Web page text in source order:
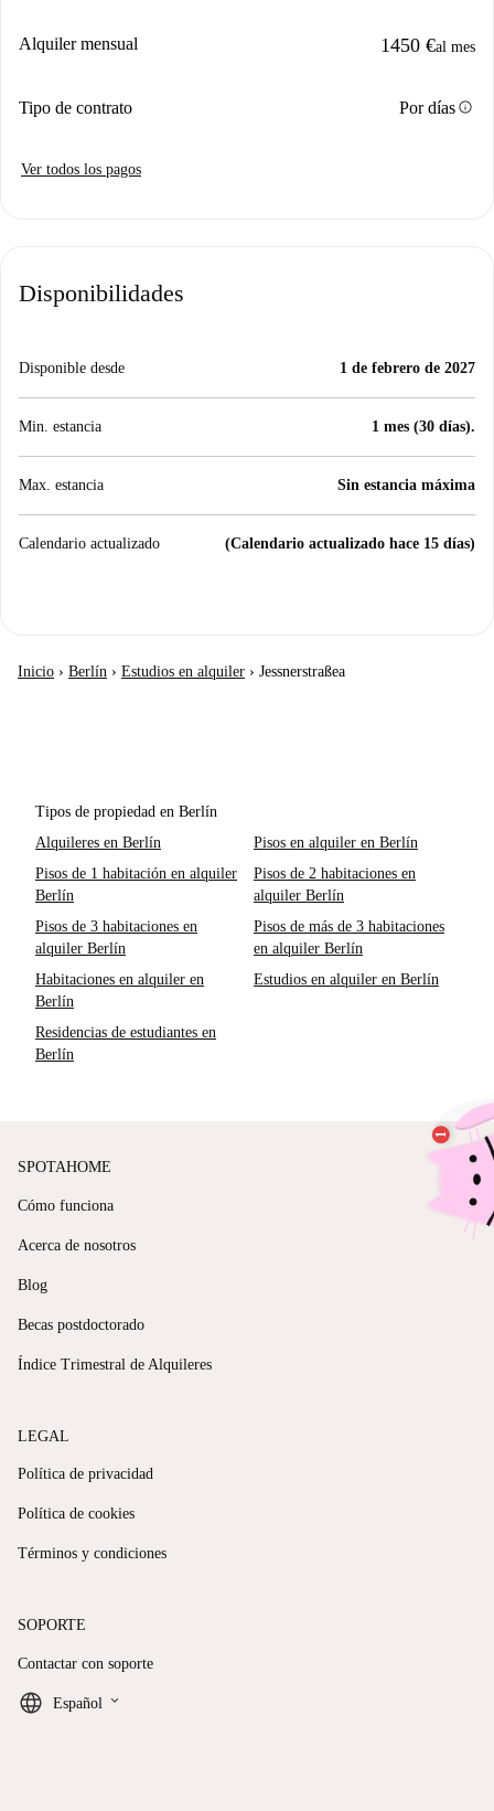
Alquiler mensual 1450 €al mes
Tipo de contrato Por díasinfo
Ver todos los pagos
Disponibilidades
Disponible desde 1 de febrero de 2027
Min. estancia 1 mes (30 días).
Max. estancia Sin estancia máxima
Calendario actualizado (Calendario actualizado hace 15 días)
Inicio › Berlín › Estudios en alquiler › Jessnerstraßea
Tipos de propiedad en Berlín
Alquileres en Berlín
Pisos en alquiler en Berlín
Pisos de 1 habitación en alquiler
Berlín
Pisos de 2 habitaciones en
alquiler Berlín
Pisos de 3 habitaciones en
alquiler Berlín
Pisos de más de 3 habitaciones
en alquiler Berlín
Habitaciones en alquiler en
Berlín
Estudios en alquiler en Berlín
Residencias de estudiantes en
Berlín
SPOTAHOME
Cómo funciona
Acerca de nosotros
Blog
Becas postdoctorado
Índice Trimestral de Alquileres
LEGAL
Política de privacidad
Política de cookies
Términos y condiciones
SOPORTE
Contactar con soporte
Español keyboard_arrow_down